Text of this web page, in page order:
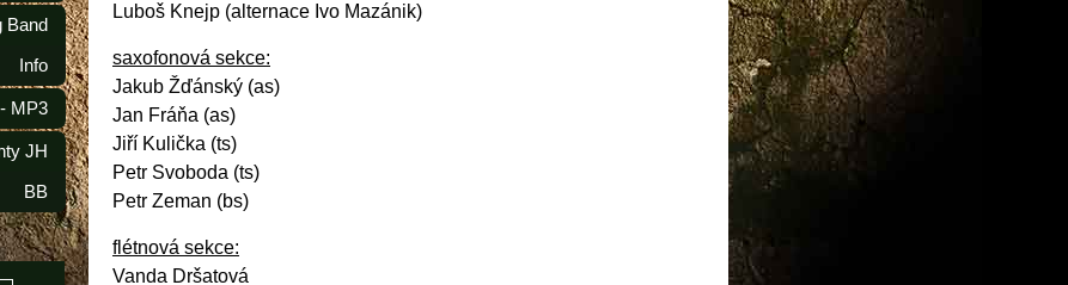
Luboš Knejp (alternace Ivo Mazánik)
saxofonová sekce:
Jakub Žďánský (as)
Jan Fráňa (as)
Jiří Kulička (ts)
Petr Svoboda (ts)
Petr Zeman (bs)
flétnová sekce:
Vanda Dršatová
Band
Info
MP3
JH
BB